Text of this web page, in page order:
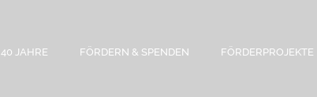
40 JAHRE FÖRDERN & SPENDEN FÖRDERPROJEKTE